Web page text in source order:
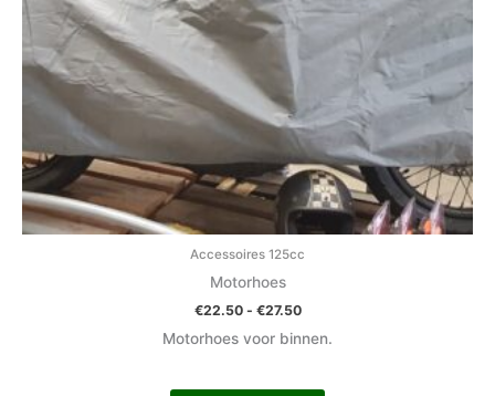
Accessoires 125cc
Motorhoes
€22.50 - €27.50
Motorhoes voor binnen.
worden
productpagina